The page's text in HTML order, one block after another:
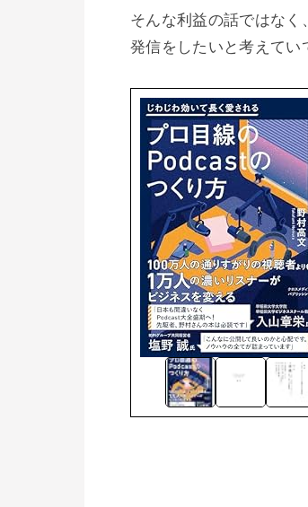
そんな利益の話ではな